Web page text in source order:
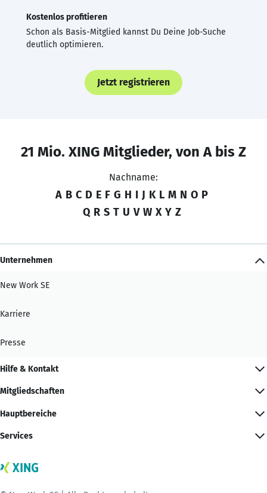
Kostenlos profitieren
Schon als Basis-Mitglied kannst Du Deine Job-Suche
deutlich optimieren.
Jetzt registrieren
21 Mio. XING Mitglieder, von A bis Z
Nachname:
A B C D E F G H I J K L M N O P
Q R S T U V W X Y Z
Unternehmen
New Work SE
Karriere
Presse
Hilfe & Kontakt
Mitgliedschaften
Hauptbereiche
Services